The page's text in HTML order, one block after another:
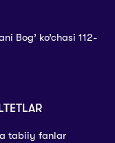
Bog’ ko’chasi 112-
tabiiy fanlar